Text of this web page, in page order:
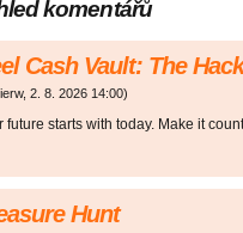
komentářů
Cash Vault: The
, 2. 8. 2026 14:00)
future starts with today. Make it
Hunt